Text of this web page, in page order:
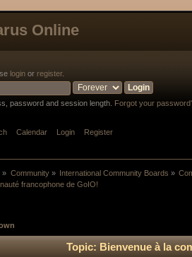
Online
login or register.
password and session length. Forgot your
Calendar Login Register
» Community» International Community Boards »
francophone de GoIO!
Topic: Bienvenue à la